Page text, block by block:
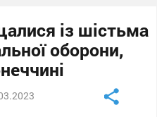
із шістьма
оборони,